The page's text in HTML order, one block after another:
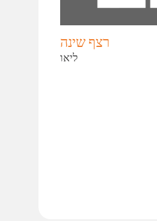
רצף שינה
ליאו